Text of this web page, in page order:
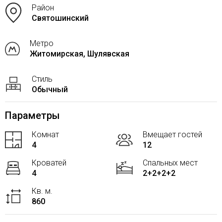
Район
Святошинский
Метро
Житомирская, Шулявская
Стиль
Обычный
Параметры
Комнат
4
Вмещает гостей
12
Кроватей
4
Спальных мест
2+2+2+2
Кв. м.
860